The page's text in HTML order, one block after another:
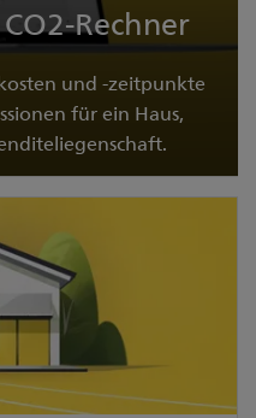
Rechner
und -zeitpunkte
für ein Haus,